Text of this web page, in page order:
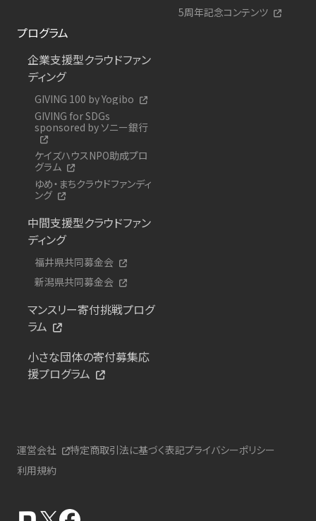
5周年記念コンテンツ
プログラム
企業支援型クラウドファン
ディング
GIVING 100 by Yogibo
GIVING for SDGs
sponsored by ソニー銀行
ケイズハウスNPO助成プロ
グラム
ゆめ・まちクラウドファンディ
ング
中間支援型クラウドファン
ディング
福井県共同募金会
新潟県共同募金会
マンスリー寄付挑戦プログ
ラム
小さな団体の寄付募集応
援プログラム
運営会社 特定商取引法に基づく表記プライバシーポリシー
利用規約